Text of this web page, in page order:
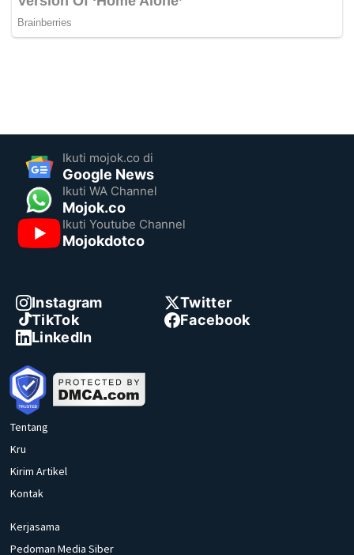
Ikuti mojok.co di
Google News
Ikuti WA Channel
Mojok.co
Ikuti Youtube Channel
Mojokdotco
Instagram
Twitter
TikTok
Facebook
LinkedIn
Tentang
Kru
Kirim Artikel
Kontak
Kerjasama
Pedoman Media Siber